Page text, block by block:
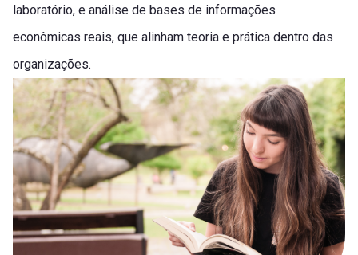
laboratório, e análise de bases de informações
econômicas reais, que alinham teoria e prática dentro das
organizações.